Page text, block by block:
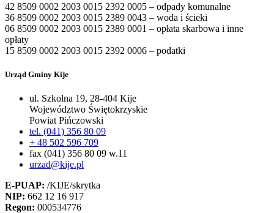
42 8509 0002 2003 0015 2392 0005 – odpady komunalne
36 8509 0002 2003 0015 2389 0043 – woda i ścieki
06 8509 0002 2003 0015 2389 0001 – opłata skarbowa i inne
opłaty
15 8509 0002 2003 0015 2392 0006 – podatki
Urząd Gminy Kije
ul. Szkolna 19, 28-404 Kije
Województwo Świętokrzyskie
Powiat Pińczowski
tel. (041) 356 80 09
+ 48 502 596 709
fax (041) 356 80 09 w.11
urzad@kije.pl
E-PUAP: /KIJE/skrytka
NIP: 662 12 16 917
Regon: 000534776